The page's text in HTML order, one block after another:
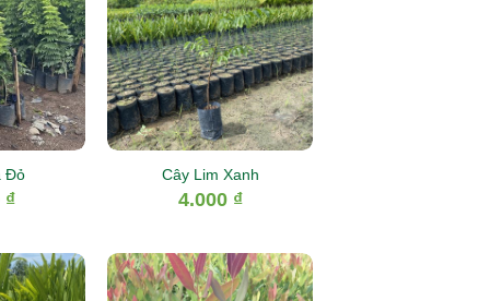
Đỏ
₫
Cây Lim Xanh
4.000 ₫